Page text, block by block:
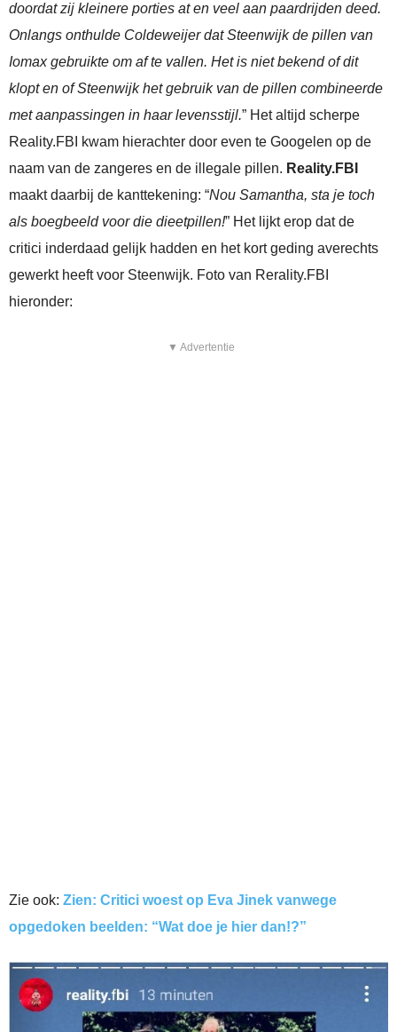
doordat zij kleinere porties at en veel aan paardrijden deed.
Onlangs onthulde Coldeweijer dat Steenwijk de pillen van
Iomax gebruikte om af te vallen. Het is niet bekend of dit
klopt en of Steenwijk het gebruik van de pillen combineerde
met aanpassingen in haar levensstijl.” Het altijd scherpe
Reality.FBI kwam hierachter door even te Googelen op de
naam van de zangeres en de illegale pillen. Reality.FBI
maakt daarbij de kanttekening: “Nou Samantha, sta je toch
als boegbeeld voor die dieetpillen!” Het lijkt erop dat de
critici inderdaad gelijk hadden en het kort geding averechts
gewerkt heeft voor Steenwijk. Foto van Rerality.FBI
hieronder:
▼ Advertentie
Zie ook: Zien: Critici woest op Eva Jinek vanwege
opgedoken beelden: “Wat doe je hier dan!?”